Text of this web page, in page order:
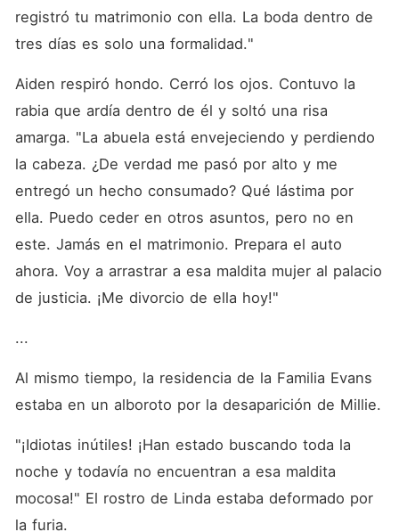
registró tu matrimonio con ella. La boda dentro de
tres días es solo una formalidad."
Aiden respiró hondo. Cerró los ojos. Contuvo la
rabia que ardía dentro de él y soltó una risa
amarga. "La abuela está envejeciendo y perdiendo
la cabeza. ¿De verdad me pasó por alto y me
entregó un hecho consumado? Qué lástima por
ella. Puedo ceder en otros asuntos, pero no en
este. Jamás en el matrimonio. Prepara el auto
ahora. Voy a arrastrar a esa maldita mujer al palacio
de justicia. ¡Me divorcio de ella hoy!"
...
Al mismo tiempo, la residencia de la Familia Evans
"¡Idiotas inútiles! ¡Han estado buscando toda la
noche y todavía no encuentran a esa maldita
mocosa!" El rostro de Linda estaba deformado por
la furia.